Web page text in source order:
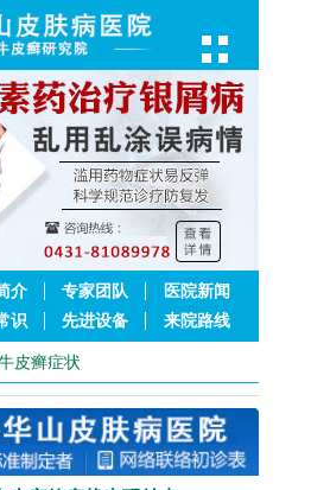
介 专家团队
医院新闻
识 先进设备 来院路线
皮癣症状